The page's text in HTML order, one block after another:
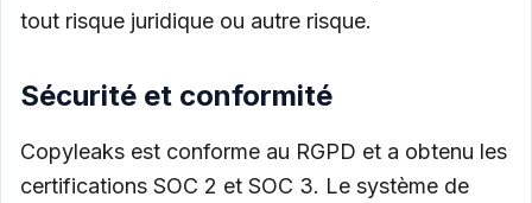
tout risque juridique ou autre risque.
Sécurité et conformité
Copyleaks est conforme au RGPD et a obtenu les
certifications SOC 2 et SOC 3. Le système de